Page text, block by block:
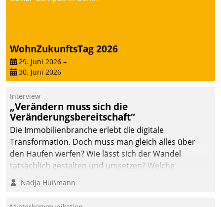
automatisiert ausgelöste,
zielgerichtete
Mieterbefragungen – eine
starke Grundlage für
intelligente,
datengestützte
Entscheidungen.
WohnZukunftsTag 2026
29. Juni 2026 –
30. Juni 2026
Interview
„Verändern muss sich die
Veränderungsbereitschaft“
Die Immobilienbranche erlebt die digitale
Transformation. Doch muss man gleich alles über
den Haufen werfen? Wie lässt sich der Wandel
tatsächlich gestalten und umsetzen? Welche
Argumente zählen wirklich?
Nadja Hußmann